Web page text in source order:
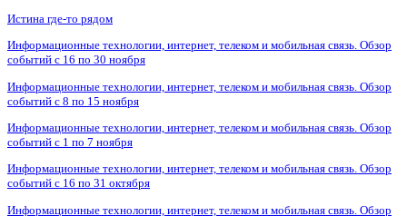
Истина где-то рядом
Информационные технологии, интернет, телеком и мобильная связь. Обзор
событий с 16 по 30 ноября
Информационные технологии, интернет, телеком и мобильная связь. Обзор
событий с 8 по 15 ноября
Информационные технологии, интернет, телеком и мобильная связь. Обзор
событий с 1 по 7 ноября
Информационные технологии, интернет, телеком и мобильная связь. Обзор
событий с 16 по 31 октября
Информационные технологии, интернет, телеком и мобильная связь. Обзор